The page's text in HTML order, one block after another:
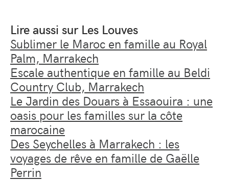
Lire aussi sur Les Louves
Sublimer le Maroc en famille au Royal
Palm, Marrakech
Escale authentique en famille au Beldi
Country Club, Marrakech
Le Jardin des Douars à Essaouira : une
oasis pour les familles sur la côte
marocaine
Des Seychelles à Marrakech : les
voyages de rêve en famille de Gaëlle
Perrin